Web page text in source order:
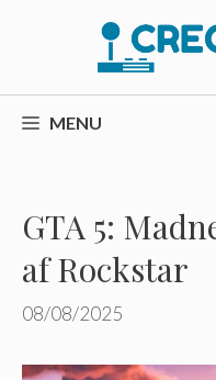
MENU
GTA 5:
af Rockstar
08/08/2025